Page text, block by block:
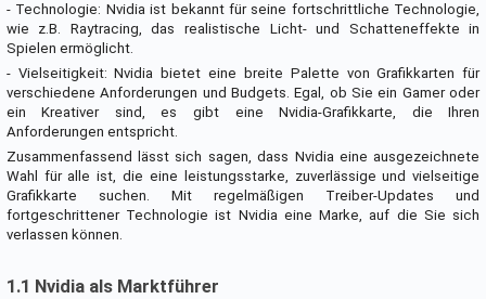
- Technologie: Nvidia ist bekannt für seine fortschrittliche Technologie,
wie z.B. Raytracing, das realistische Licht- und Schatteneffekte in
Spielen ermöglicht.
- Vielseitigkeit: Nvidia bietet eine breite Palette von Grafikkarten für
verschiedene Anforderungen und Budgets. Egal, ob Sie ein Gamer oder
ein Kreativer sind, es gibt eine Nvidia-Grafikkarte, die Ihren
Anforderungen entspricht.
Zusammenfassend lässt sich sagen, dass Nvidia eine ausgezeichnete
Wahl für alle ist, die eine leistungsstarke, zuverlässige und vielseitige
Grafikkarte suchen. Mit regelmäßigen Treiber-Updates und
fortgeschrittener Technologie ist Nvidia eine Marke, auf die Sie sich
verlassen können.
1.1 Nvidia als Marktführer